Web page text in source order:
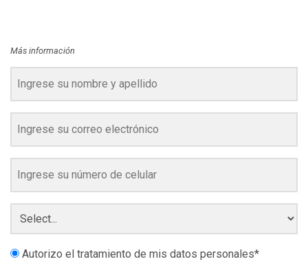
Más información
Autorizo el tratamiento de mis datos personales*